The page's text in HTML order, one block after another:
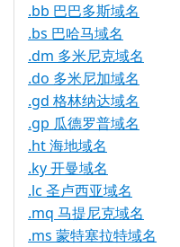
.bb 巴巴多斯域名
.bs 巴哈马域名
.dm 多米尼克域名
.do 多米尼加域名
.gd 格林纳达域名
.gp 瓜德罗普域名
.ht 海地域名
.ky 开曼域名
.lc 圣卢西亚域名
.mq 马提尼克域名
.ms 蒙特塞拉特域名